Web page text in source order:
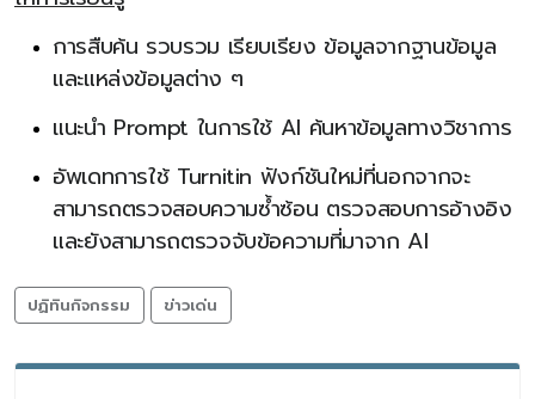
การสืบค้น รวบรวม เรียบเรียง ข้อมูลจากฐานข้อมูล
และแหล่งข้อมูลต่าง ๆ
แนะนำ Prompt ในการใช้ AI ค้นหาข้อมูลทางวิชาการ
อัพเดทการใช้ Turnitin ฟังก์ชันใหม่ที่นอกจากจะ
สามารถตรวจสอบความซ้ำซ้อน ตรวจสอบการอ้างอิง
และยังสามารถตรวจจับข้อความที่มาจาก AI
ปฏิทินกิจกรรม ข่าวเด่น